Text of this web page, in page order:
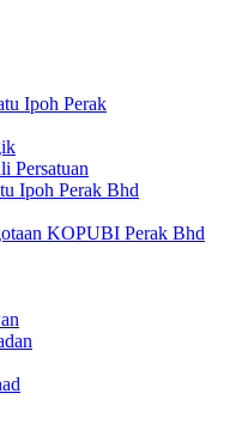
Ipoh Perak
Persatuan
Ipoh Perak Bhd
KOPUBI Perak Bhd